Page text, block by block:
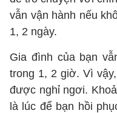
vẫn vận hành nếu
1, 2 ngày.
Gia đình của bạn
trong 1, 2 giờ. Vì
được nghỉ ngơi.
là lúc để bạn hồi